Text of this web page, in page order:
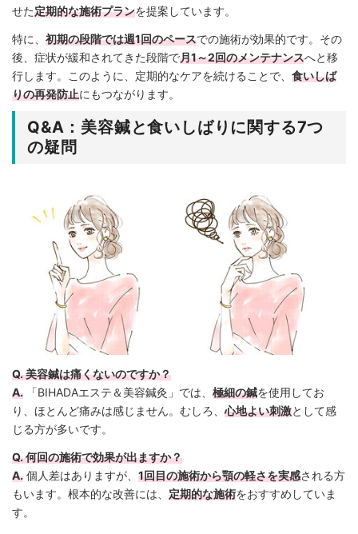
せた定期的な施術プランを提案しています。
特に、 初期の段階では週1回のペースでの施術が効果的です。その
後、症状が緩和されてきた段階で月1～2回のメンテナンスへと移
行します。このように、定期的なケアを続けることで、 食いしば
りの再発防止にもつながります。
Q&A：美容鍼と食いしばりに関する7つ
の疑問
Q. 美容鍼は痛くないのですか？
A. 「BIHADAエステ＆美容鍼灸」では、 極細の鍼を使用してお
り、ほとんど痛みは感じません。むしろ、 心地よい刺激として感
じる方が多いです。
Q. 何回の施術で効果が出ますか？
A. 個人差はありますが、 1回目の施術から顎の軽さを実感される方
もいます。根本的な改善には、 定期的な施術をおすすめしていま
す。